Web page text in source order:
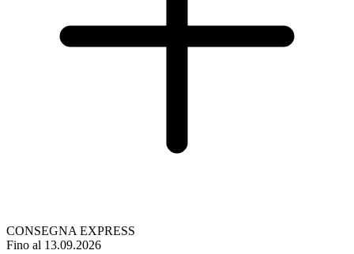
CONSEGNA EXPRESS
Fino al 13.09.2026